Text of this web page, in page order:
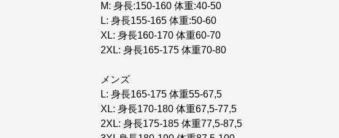
M: 身長:150-160 体重:40-50
L: 身長155-165 体重:50-60
XL: 身長160-170 体重60-70
2XL: 身長165-175 体重70-80
メンズ
L: 身長165-175 体重55-67,5
XL: 身長170-180 体重67,5-77,5
2XL: 身長175-185 体重77,5-87,5